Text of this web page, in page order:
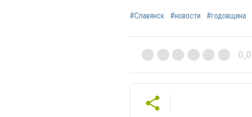
#Славянск #новости #годовщина
0,0